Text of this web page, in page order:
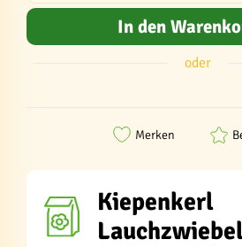
In den
oder
Merken
Kiepenkerl